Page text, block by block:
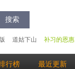
补习的恩惠
道姑下山
行榜 最近更新